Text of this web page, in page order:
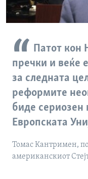
Патот кон
пречки и веќе
за следната
реформите
биде сериозен
Европската
Томас Кантримен,
американскиот